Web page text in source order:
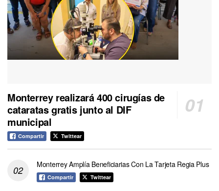
Monterrey realizará 400 cirugías de
cataratas gratis junto al DIF
municipal
Compartir Twittear
Monterrey Amplía Beneficiarias Con La Tarjeta Regia Plus
Compartir Twittear